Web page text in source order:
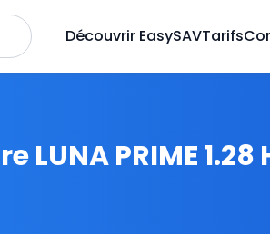
Découvrir EasySAVTarifs
PRIME 1.28